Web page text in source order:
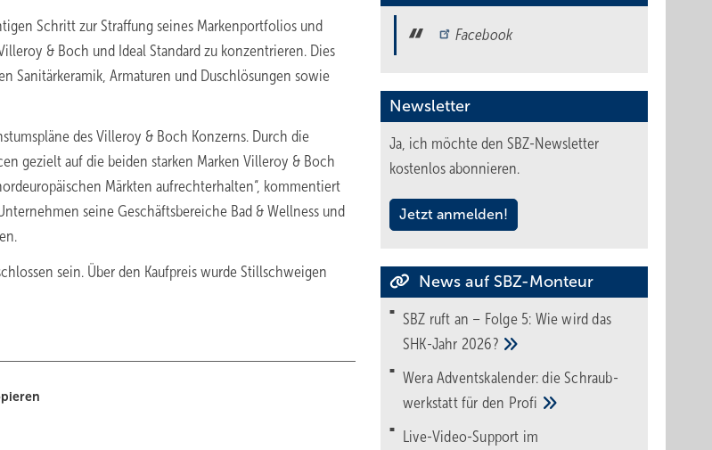
Schritt zur Straffung seines Markenportfolios und
& Boch und Ideal Standard zu konzentrieren. Dies
Sanitärkeramik, Armaturen und Duschlösungen sowie
des Villeroy & Boch Konzerns. Durch die
gezielt auf die beiden starken Marken Villeroy & Boch
Märkten aufrechterhalten“, kommentiert
seine Geschäftsbereiche Bad & Wellness und
sein. Über den Kaufpreis wurde Stillschweigen
Facebook
Newsletter
Ja, ich möchte den SBZ-Newsletter
kostenlos abonnieren.
Jetzt anmelden!
News auf SBZ-Monteur
SBZ ruft an – Folge 5: Wie wird das
SHK-Jahr 2026?
Wera Adventskalender: die Schraub­
werk­statt für den Pro­fi
Live-Video-Support im